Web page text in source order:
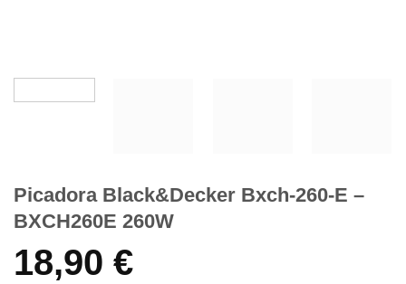
Picadora Black&Decker Bxch-260-E –
BXCH260E 260W
18,90 €